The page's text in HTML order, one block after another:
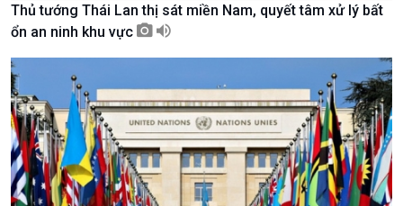
Thủ tướng Thái Lan thị sát miền Nam, quyết tâm xử lý bất
ổn an ninh khu vực